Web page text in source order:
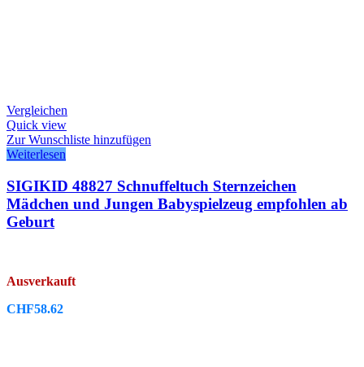
Vergleichen
Quick view
Zur Wunschliste hinzufügen
Weiterlesen
SIGIKID 48827 Schnuffeltuch Sternzeichen
Mädchen und Jungen Babyspielzeug empfohlen ab
Geburt
Ausverkauft
CHF58.62